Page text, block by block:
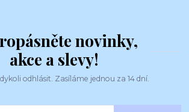
novinky,
akce a slevy!
odhlásit. Zasíláme jednou za 14 dní.